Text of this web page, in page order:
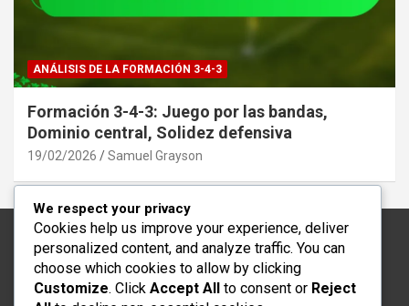
ANÁLISIS DE LA FORMACIÓN 3-4-3
Formación 3-4-3: Juego por las bandas,
Dominio central, Solidez defensiva
19/02/2026 Samuel Grayson
Legal
Contáctanos
We respect your privacy
Cookies help us improve your experience, deliver
personalized content, and analyze traffic. You can
choose which cookies to allow by clicking
Customize. Click Accept All to consent or Reject